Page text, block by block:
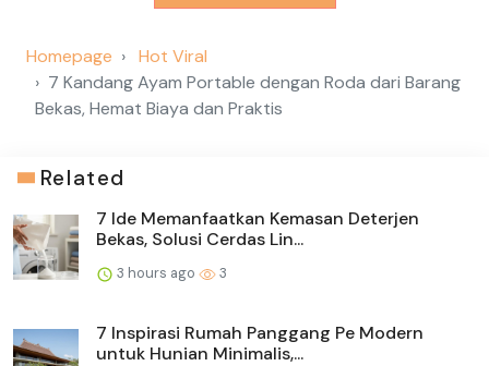
Homepage
Hot Viral
7 Kandang Ayam Portable dengan Roda dari Barang
Bekas, Hemat Biaya dan Praktis
Related
7 Ide Memanfaatkan Kemasan Deterjen
Bekas, Solusi Cerdas Lin...
3 hours ago 3
7 Inspirasi Rumah Panggang Pe Modern
untuk Hunian Minimalis,...